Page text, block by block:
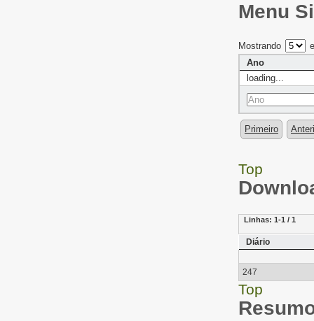
Menu
Mostrando
Ano
loading...
Primeiro
Top
Linhas: 1-1 / 1
Diário
247
Top